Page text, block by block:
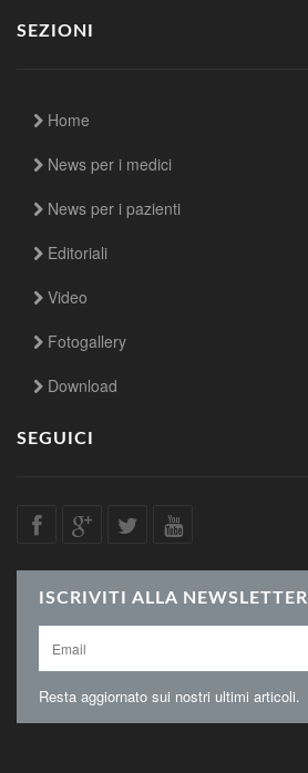
SEZIONI
Home
News per i medici
News per i pazienti
Editoriali
Video
Fotogallery
Download
SEGUICI
ISCRIVITI ALLA NEWSLETTER
Resta aggiornato sui nostri ultimi articoli.